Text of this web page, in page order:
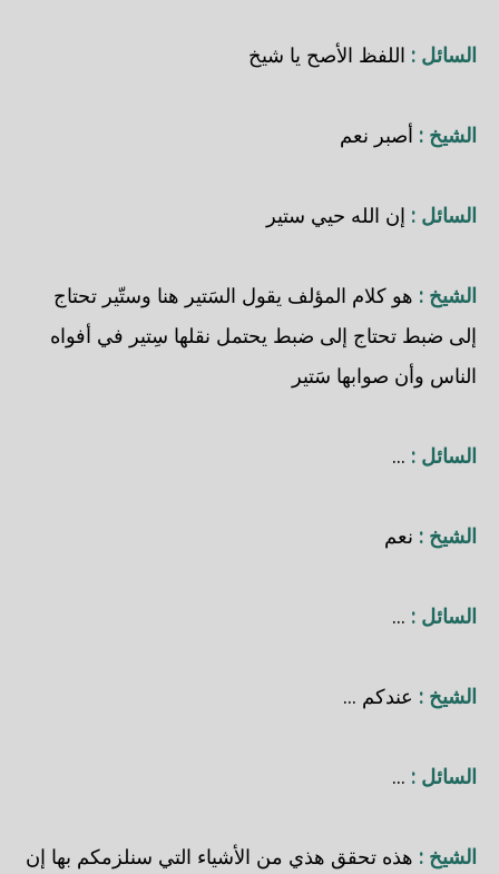
السائل : اللفظ الأصح يا شيخ
الشيخ : أصبر نعم
السائل : إن الله حيي ستير
الشيخ : هو كلام المؤلف يقول السَتير هنا وستّير تحتاج
إلى ضبط تحتاج إلى ضبط يحتمل نقلها سِتير في أفواه
الناس وأن صوابها سَتير
السائل : ...
الشيخ : نعم
السائل : ...
الشيخ : عندكم ...
السائل : ...
الشيخ : هذه تحقق هذي من الأشياء التي سنلزمكم بها إن